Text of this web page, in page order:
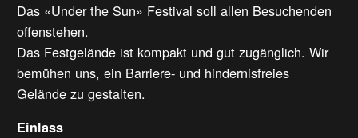
Das «Under the Sun» Festival soll allen Besuchenden
offenstehen.
Das Festgelände ist kompakt und gut zugänglich. Wir
bemühen uns, ein Barriere- und hindernisfreies
Gelände zu gestalten.
Einlass